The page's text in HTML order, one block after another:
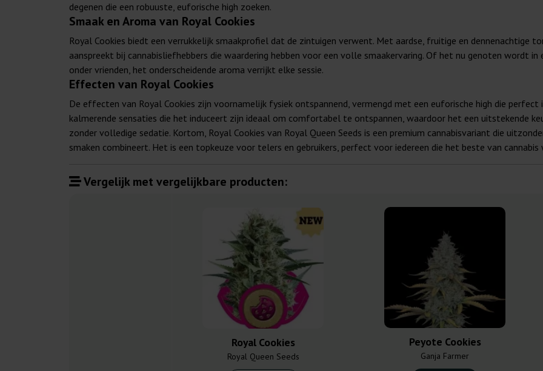
degenen die een robuuste, euforische high zoeken.
Smaak en Aroma van Royal Cookies
Royal Cookies biedt een verrukkelijk smaakprofiel dat de zintuigen verwent. Met aardse, fruitige en dennenachtige
aanspreekt bij cannabisliefhebbers die waardering hebben voor een volle smaakervaring. Of het nu genoten wordt
onder vrienden, het onderscheidende aroma verrijkt elke sessie.
Effecten van Royal Cookies
De effecten van Royal Cookies zijn voornamelijk fysiek ontspannend, vermengd met een euforische high die
kalmerende sensaties die het induceert zijn ideaal om comfortabel te ontspannen, waardoor het een uitstekende
zonder volledige sedatie. Kortom, Royal Cookies van Royal Queen Seeds is een premium cannabisvariant die
smaken combineert. Het is een topkeuze voor telers en gebruikers, perfect voor iedereen die het beste van cannabis
Vergelijk met vergelijkbare producten:
Royal Cookies
Royal Queen Seeds
Peyote Cookies
Ganja Farmer